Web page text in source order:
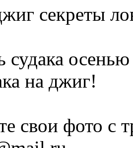
секреты
судака
на джиг!
свои фото c